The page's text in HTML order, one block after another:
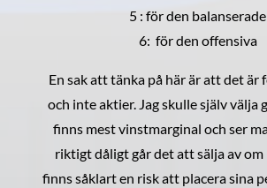
5 : för den balanserade
6: för den offensiva
En sak att tänka på här är att det är
och inte aktier. Jag skulle själv välja
finns mest vinstmarginal och ser
riktigt dåligt går det att sälja av om
finns såklart en risk att placera sina